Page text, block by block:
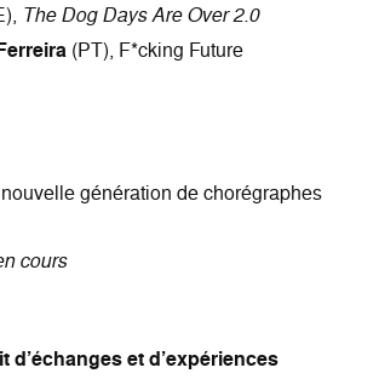
The Dog Days Are Over 2.0
(PT), F*cking Future
génération de chorégraphes
cours
d’échanges et d’expériences